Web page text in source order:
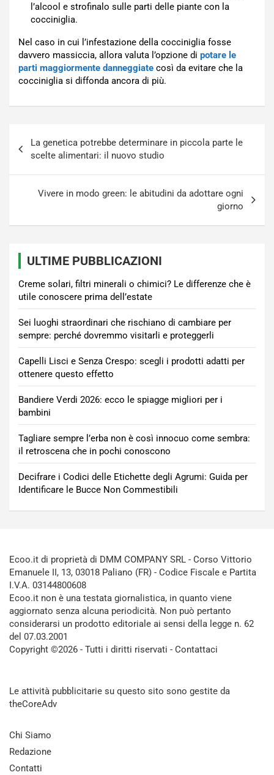
l’alcool e strofinalo sulle parti delle piante con la
cocciniglia.
Nel caso in cui l’infestazione della cocciniglia fosse
davvero massiccia, allora valuta l’opzione di potare le
parti maggiormente danneggiate così da evitare che la
cocciniglia si diffonda ancora di più.
articoli
La genetica potrebbe determinare in piccola parte le
scelte alimentari: il nuovo studio
Vivere in modo green: le abitudini da adottare ogni
giorno
ULTIME PUBBLICAZIONI
Creme solari, filtri minerali o chimici? Le differenze che è
utile conoscere prima dell’estate
Sei luoghi straordinari che rischiano di cambiare per
sempre: perché dovremmo visitarli e proteggerli
Capelli Lisci e Senza Crespo: scegli i prodotti adatti per
ottenere questo effetto
Bandiere Verdi 2026: ecco le spiagge migliori per i
bambini
Tagliare sempre l’erba non è così innocuo come sembra:
il retroscena che in pochi conoscono
Decifrare i Codici delle Etichette degli Agrumi: Guida per
Identificare le Bucce Non Commestibili
Ecoo.it di proprietà di DMM COMPANY SRL - Corso Vittorio
Emanuele II, 13, 03018 Paliano (FR) - Codice Fiscale e Partita
I.V.A. 03144800608
Ecoo.it non è una testata giornalistica, in quanto viene
aggiornato senza alcuna periodicità. Non può pertanto
considerarsi un prodotto editoriale ai sensi della legge n. 62
del 07.03.2001
Copyright ©2026 - Tutti i diritti riservati - Contattaci
Le attività pubblicitarie su questo sito sono gestite da
theCoreAdv
Chi Siamo
Redazione
Contatti